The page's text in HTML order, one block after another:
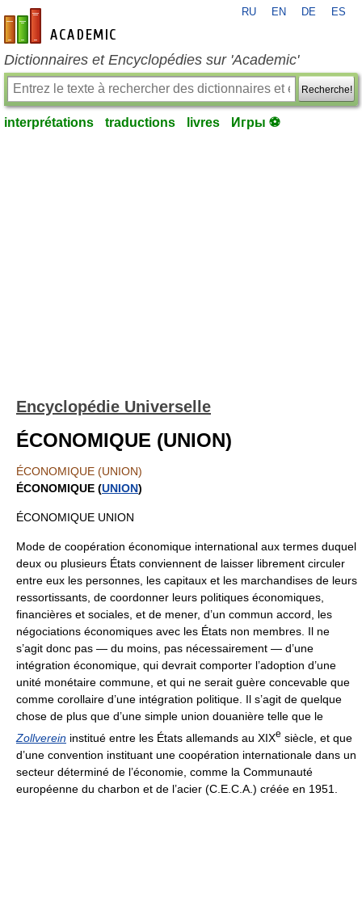
fr-academic.com
RU EN DE ES
Dictionnaires et Encyclopédies sur 'Academic'
Recherche!
interprétations traductions livres Игры ⚽
Encyclopédie Universelle
ÉCONOMIQUE (UNION)
ÉCONOMIQUE (UNION)
ÉCONOMIQUE (UNION)
ÉCONOMIQUE UNION
Mode de coopération économique international aux termes duquel
deux ou plusieurs États conviennent de laisser librement circuler
entre eux les personnes, les capitaux et les marchandises de leurs
ressortissants, de coordonner leurs politiques économiques,
financières et sociales, et de mener, d’un commun accord, les
négociations économiques avec les États non membres. Il ne
s’agit donc pas — du moins, pas nécessairement — d’une
intégration économique, qui devrait comporter l’adoption d’une
unité monétaire commune, et qui ne serait guère concevable que
comme corollaire d’une intégration politique. Il s’agit de quelque
chose de plus que d’une simple union douanière telle que le
Zollverein institué entre les États allemands au XIXe siècle, et que
d’une convention instituant une coopération internationale dans un
secteur déterminé de l’économie, comme la Communauté
européenne du charbon et de l’acier (C.E.C.A.) créée en 1951.